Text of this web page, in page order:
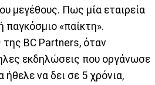
μεγέθους. Πως μία εταιρεία
παγκόσμιο «παίκτη».
της BC Partners, όταν
εκδηλώσεις που οργάνωσε
να δει σε 5 χρόνια,